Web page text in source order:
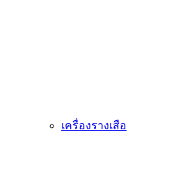
เครื่องรางเสือ